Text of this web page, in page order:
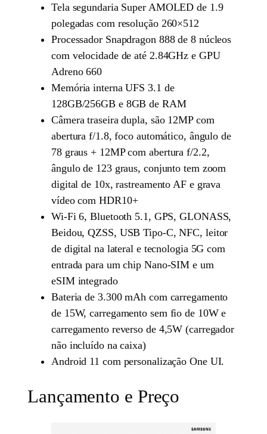
Tela segundaria Super AMOLED de 1.9
polegadas com resolução 260×512
Processador Snapdragon 888 de 8 núcleos
com velocidade de até 2.84GHz e GPU
Adreno 660
Memória interna UFS 3.1 de
128GB/256GB e 8GB de RAM
Câmera traseira dupla, são 12MP com
abertura f/1.8, foco automático, ângulo de
78 graus + 12MP com abertura f/2.2,
ângulo de 123 graus, conjunto tem zoom
digital de 10x, rastreamento AF e grava
vídeo com HDR10+
Wi-Fi 6, Bluetooth 5.1, GPS, GLONASS,
Beidou, QZSS, USB Tipo-C, NFC, leitor
de digital na lateral e tecnologia 5G com
entrada para um chip Nano-SIM e um
eSIM integrado
Bateria de 3.300 mAh com carregamento
de 15W, carregamento sem fio de 10W e
carregamento reverso de 4,5W (carregador
não incluído na caixa)
Android 11 com personalização One UI.
Lançamento e Preço